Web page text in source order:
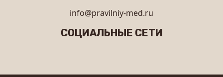
info@pravilniy-med.ru
СОЦИАЛЬНЫЕ СЕТИ